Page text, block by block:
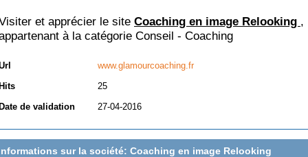
et apprécier le site Coaching en image Relooking ,
à la catégorie Conseil - Coaching
www.glamourcoaching.fr
25
de validation
27-04-2016
sur la société: Coaching en image Relooking